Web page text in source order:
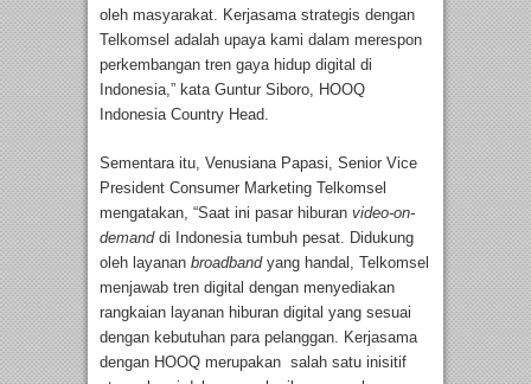
oleh masyarakat. Kerjasama strategis dengan
Telkomsel adalah upaya kami dalam merespon
perkembangan tren gaya hidup digital di
Indonesia,” kata Guntur Siboro, HOOQ
Indonesia Country Head.
Sementara itu, Venusiana Papasi, Senior Vice
President Consumer Marketing Telkomsel
mengatakan, “Saat ini pasar hiburan video-on-
demanddi Indonesia tumbuh pesat. Didukung
oleh layanan broadbandyang handal, Telkomsel
menjawab tren digital dengan menyediakan
rangkaian layanan hiburan digital yang sesuai
dengan kebutuhan para pelanggan. Kerjasama
dengan HOOQ merupakan salah satu inisitif